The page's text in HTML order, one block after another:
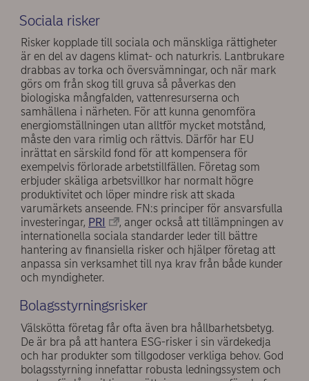
Sociala risker
Risker kopplade till sociala och mänskliga rättigheter
är en del av dagens klimat- och naturkris. Lantbrukare
drabbas av torka och översvämningar, och när mark
görs om från skog till gruva så påverkas den
biologiska mångfalden, vattenresurserna och
samhällena i närheten. För att kunna genomföra
energiomställningen utan alltför mycket motstånd,
måste den vara rimlig och rättvis. Därför har EU
inrättat en särskild fond för att kompensera för
exempelvis förlorade arbetstillfällen. Företag som
erbjuder skäliga arbetsvillkor har normalt högre
produktivitet och löper mindre risk att skada
varumärkets anseende. FN:s principer för ansvarsfulla
investeringar, PRI
, anger också att tillämpningen av
internationella sociala standarder leder till bättre
hantering av finansiella risker och hjälper företag att
anpassa sin verksamhet till nya krav från både kunder
och myndigheter.
Bolagsstyrningsrisker
Välskötta företag får ofta även bra hållbarhetsbetyg.
De är bra på att hantera ESG-risker i sin värdekedja
och har produkter som tillgodoser verkliga behov. God
bolagsstyrning innefattar robusta ledningssystem och